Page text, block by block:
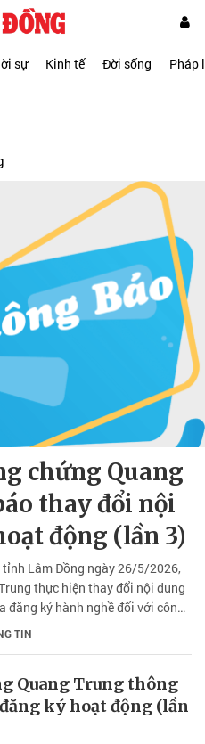
sự Kinh tế Đời sống Pháp
chứng Quang
thay đổi nội
động (lần 3)
tỉnh Lâm Đồng ngày 26/5/2026,
thực hiện thay đổi nội dung
đăng ký hành nghề đối với công
Vân theo quy định của pháp
TIN
Quang Trung thông
ký hoạt động (lần